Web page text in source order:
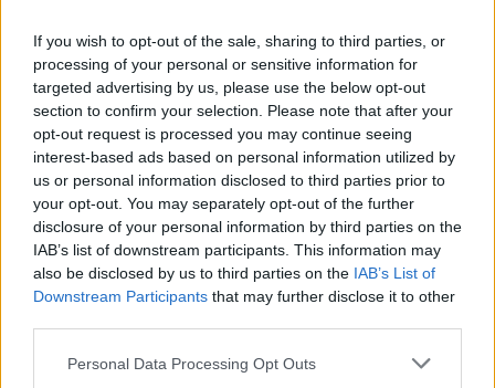
If you wish to opt-out of the sale, sharing to third parties, or
processing of your personal or sensitive information for
targeted advertising by us, please use the below opt-out
section to confirm your selection. Please note that after your
opt-out request is processed you may continue seeing
interest-based ads based on personal information utilized by
us or personal information disclosed to third parties prior to
your opt-out. You may separately opt-out of the further
disclosure of your personal information by third parties on the
IAB’s list of downstream participants. This information may
also be disclosed by us to third parties on the IAB’s List of
Downstream Participants that may further disclose it to other
Please note that this website/app uses one or more Google
Personal Data Processing Opt Outs